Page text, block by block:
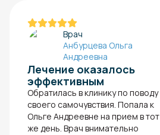
Врач
Анбурцева Ольга
Андреевна
Лечение оказалось
эффективным
Обратилась в клинику по поводу
своего самочувствия. Попала к
Ольге Андреевне на прием в тот
же день. Врач внимательно